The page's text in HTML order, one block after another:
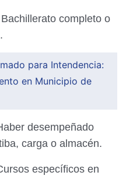
Bachillerato completo o
para Intendencia:
en Municipio de
desempeñado
carga o almacén.
específicos en